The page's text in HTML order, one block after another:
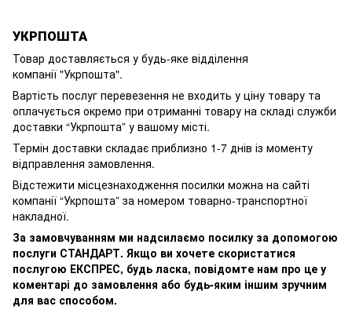
УКРПОШТА
Товар доставляється у будь-яке відділення
компанії "Укрпошта".
Вартість послуг перевезення не входить у ціну товару та
оплачується окремо при отриманні товару на складі служби
доставки “Укрпошта” у вашому місті.
Термін доставки складає приблизно 1-7 днів із моменту
відправлення замовлення.
Відстежити місцезнаходження посилки можна на сайті
компанії “Укрпошта” за номером товарно-транспортної
накладної.
За замовчуванням ми надсилаємо посилку за допомогою
послуги СТАНДАРТ. Якщо ви хочете скористатися
послугою ЕКСПРЕС, будь ласка, повідомте нам про це у
коментарі до замовлення або будь-яким іншим зручним
для вас способом.